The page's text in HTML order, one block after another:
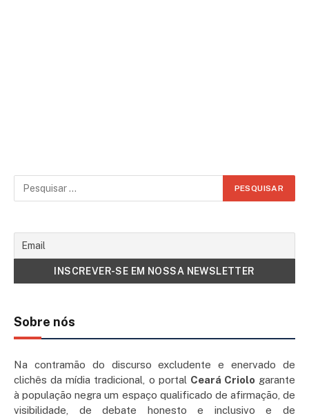
Sobre nós
Na contramão do discurso excludente e enervado de
clichês da mídia tradicional, o portal Ceará Criolo garante
à população negra um espaço qualificado de afirmação, de
visibilidade, de debate honesto e inclusivo e de